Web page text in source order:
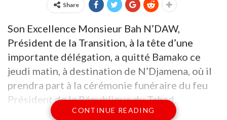
Share
Son Excellence Monsieur Bah N’DAW,
Président de la Transition, à la tête d’une
importante délégation, a quitté Bamako ce
jeudi matin, à destination de N’Djamena, où il
prendra part à la cérémonie funéraire du feu
Président de la République du Tchad,
Maréchal Idriss DEBY ITNO, prévue ce
CONTINUE READING